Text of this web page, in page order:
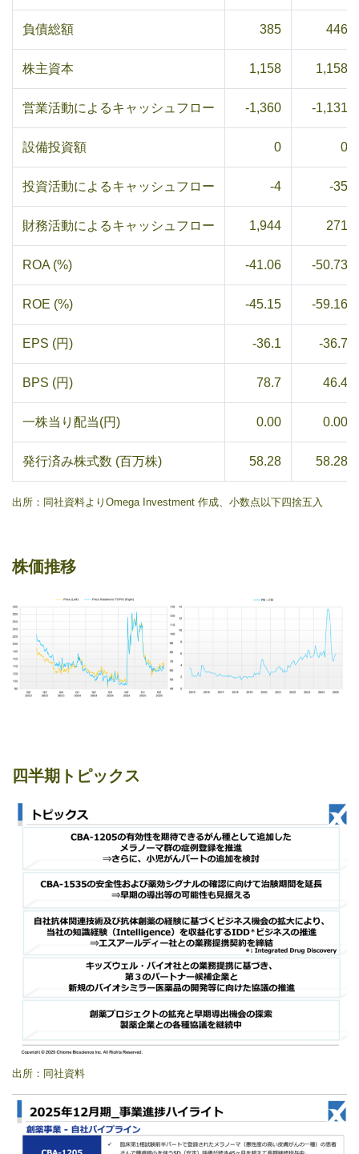
負債総額 385 446
株主資本 1,158 1,158
営業活動によるキャッシュフロー -1,360 -1,131
設備投資額 0 0
投資活動によるキャッシュフロー -4 -35
財務活動によるキャッシュフロー 1,944 271
ROA (%) -41.06 -50.73
ROE (%) -45.15 -59.16
EPS (円) -36.1 -36.7
BPS (円) 78.7 46.4
一株当り配当(円) 0.00 0.00
発行済み株式数 (百万株) 58.28 58.28
出所：同社資料よりOmega Investment 作成、小数点以下四捨五入
株価推移
四半期トピックス
出所：同社資料